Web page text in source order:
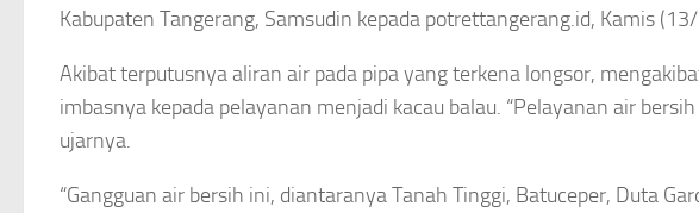
Kabupaten Tangerang, Samsudin kepada potrettangerang.id, Kamis
Akibat terputusnya aliran air pada pipa yang terkena longsor,
imbasnya kepada pelayanan menjadi kacau balau. “Pelayanan air
ujarnya.
“Gangguan air bersih ini, diantaranya Tanah Tinggi, Batuceper, Duta